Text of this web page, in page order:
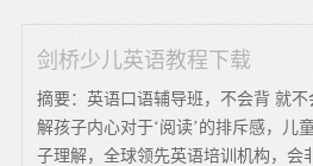
剑桥少儿英语教程下载
摘要：英语口语辅导班，不会背 就
解孩子内心对于‘阅读’的排斥感，儿
子理解，全球领先英语培训机构，会